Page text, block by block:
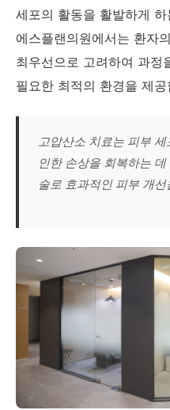
세포의 활동을 활발하게
에스플랜의원에서는 환자
최우선으로 고려하여 과정
필요한 최적의 환경을 제공
고압산소 치료는 피부
인한 손상을 회복하는
술로 효과적인 피부 개